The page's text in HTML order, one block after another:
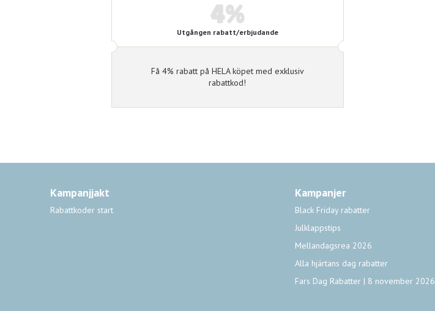
4%
Utgången rabatt/erbjudande
Få 4% rabatt på HELA köpet med exklusiv
rabattkod!
Kampanjjakt
Rabattkoder start
Kampanjer
Black Friday rabatter
Julklappstips
Mellandagsrea 2026
Alla hjärtans dag rabatter
Fars Dag Rabatter | 8 november 2026